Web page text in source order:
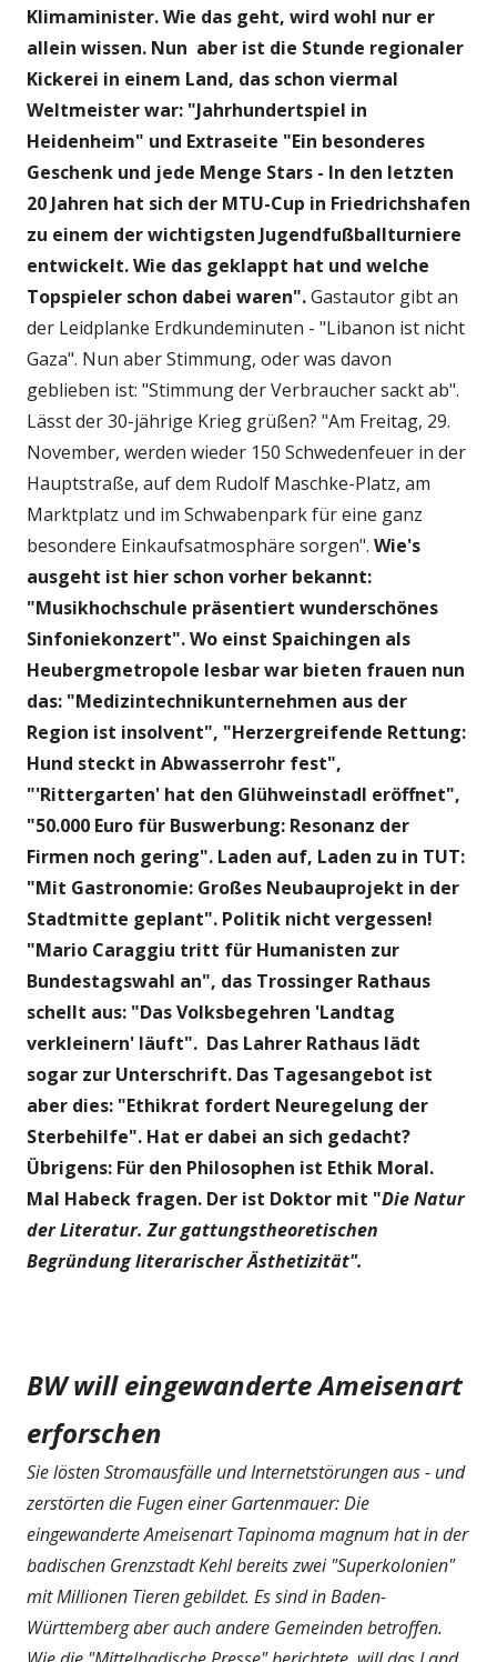
Klimaminister. Wie das geht, wird wohl nur er
allein wissen. Nun aber ist die Stunde regionaler
Kickerei in einem Land, das schon viermal
Weltmeister war: "Jahrhundertspiel in
Heidenheim" und Extraseite "Ein besonderes
Geschenk und jede Menge Stars - In den letzten
20 Jahren hat sich der MTU-Cup in Friedrichshafen
zu einem der wichtigsten Jugendfußballturniere
entwickelt. Wie das geklappt hat und welche
Topspieler schon dabei waren".Gastautor gibt an
der Leidplanke Erdkundeminuten - "Libanon ist nicht
Gaza". Nun aber Stimmung, oder was davon
geblieben ist: "Stimmung der Verbraucher sackt ab".
Lässt der 30-jährige Krieg grüßen? "Am Freitag, 29.
November, werden wieder 150 Schwedenfeuer in der
Hauptstraße, auf dem Rudolf Maschke-Platz, am
Marktplatz und im Schwabenpark für eine ganz
besondere Einkaufsatmosphäre sorgen". Wie's
ausgeht ist hier schon vorher bekannt:
"Musikhochschule präsentiert wunderschönes
Sinfoniekonzert". Wo einst Spaichingen als
Heubergmetropole lesbar war bieten frauen nun
das: "Medizintechnikunternehmen aus der
Region ist insolvent", "Herzergreifende Rettung:
Hund steckt in Abwasserrohr fest",
"'Rittergarten' hat den Glühweinstadl eröffnet",
"50.000 Euro für Buswerbung: Resonanz der
Firmen noch gering". Laden auf, Laden zu in TUT:
"Mit Gastronomie: Großes Neubauprojekt in der
Stadtmitte geplant". Politik nicht vergessen!
"Mario Caraggiu tritt für Humanisten zur
Bundestagswahl an", das Trossinger Rathaus
schellt aus: "Das Volksbegehren 'Landtag
verkleinern' läuft". Das Lahrer Rathaus lädt
sogar zur Unterschrift. Das Tagesangebot ist
aber dies: "Ethikrat fordert Neuregelung der
Sterbehilfe". Hat er dabei an sich gedacht?
Übrigens: Für den Philosophen ist Ethik Moral.
Mal Habeck fragen. Der ist Doktor mit "Die Natur
der Literatur. Zur gattungstheoretischen
Begründung literarischer Ästhetizität".
BW will eingewanderte Ameisenart
erforschen
Sie lösten Stromausfälle und Internetstörungen aus - und
zerstörten die Fugen einer Gartenmauer: Die
eingewanderte Ameisenart Tapinoma magnum hat in der
badischen Grenzstadt Kehl bereits zwei "Superkolonien"
mit Millionen Tieren gebildet. Es sind in Baden-
Württemberg aber auch andere Gemeinden betroffen.